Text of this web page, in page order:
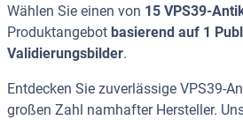
Wählen Sie einen von 15 VPS39-
Produktangebot basierend auf 1
Validierungsbilder.
Entdecken Sie zuverlässige VPS39-
großen Zahl namhafter Hersteller.